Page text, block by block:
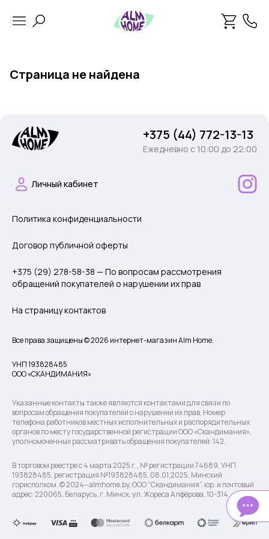
Страница не найдена
+375 (44) 772-13-13
Ежедневно c 10:00 до 22:00
Личный кабинет
Политика конфиденциальности
Договор публичной оферты
+375 (29) 278-58-38 — По вопросам рассмотрения
обращений покупателей о нарушении их прав
На страницу контактов
Все права защищены © 2026 интернет-магазин Alm Home.
УНП 193828485
ООО «СКАНДИМАНИЯ»
Указанные контакты также являются контактами для связи по
вопросам обращения покупателей о нарушении их прав. Номер
телефона работников местных исполнительных и распорядительных
органов по месту государственной регистрации ООО «Скандимания»,
уполномоченных рассматривать обращения покупателей: 142.
В торговом реестре с 4 марта 2025 г., № регистрации 74689, УНП
193828485, регистрация №193828485, 08.01.2025, Минский
горисполком. © 2024– almhome.by, ООО “Скандимания”, юр. и почтовый
адрес: 220065, Беларусь, г. Минск, ул. Жореса Алфёрова, 10-314